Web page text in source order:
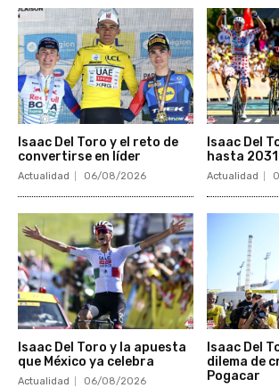
Isaac Del Toro y el reto de
convertirse en líder
Actualidad 06/08/2026
Isaac Del
hasta
Actualidad
Isaac Del Toro y la apuesta
que México ya celebra
Actualidad 06/08/2026
Isaac Del
dilema de
Pogacar